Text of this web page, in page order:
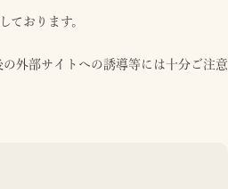
ております。
外部サイトへの誘導等には十分ご注意